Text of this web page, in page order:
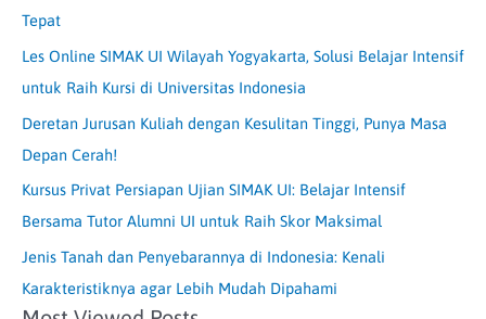
Tepat
Les Online SIMAK UI Wilayah Yogyakarta, Solusi Belajar Intensif
untuk Raih Kursi di Universitas Indonesia
Deretan Jurusan Kuliah dengan Kesulitan Tinggi, Punya Masa
Depan Cerah!
Kursus Privat Persiapan Ujian SIMAK UI: Belajar Intensif
Bersama Tutor Alumni UI untuk Raih Skor Maksimal
Jenis Tanah dan Penyebarannya di Indonesia: Kenali
Karakteristiknya agar Lebih Mudah Dipahami